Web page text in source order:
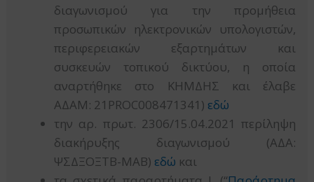
διαγωνισμού για την προμήθεια
προσωπικών ηλεκτρονικών υπολογιστών,
περιφερειακών εξαρτημάτων και
συσκευών τοπικού δικτύου, η οποία
αναρτήθηκε στο ΚΗΜΔΗΣ και έλαβε
ΑΔΑΜ: 21PROC008471341) εδώ
την αρ. πρωτ. 2306/15.04.2021 περίληψη
διακήρυξης διαγωνισμού (ΑΔΑ:
ΨΣΔΞΟΞΤΒ-ΜΑΒ) εδώ και